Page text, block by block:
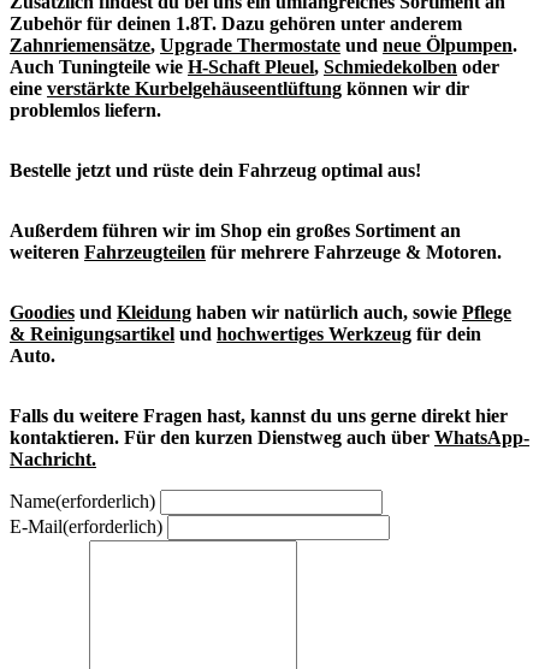
Zubehör für deinen 1.8T. Dazu gehören unter anderem
Zahnriemensätze, Upgrade Thermostate und neue Ölpumpen.
Auch Tuningteile wie H-Schaft Pleuel, Schmiedekolben oder
eine verstärkte Kurbelgehäuseentlüftung können wir dir
problemlos liefern.
Bestelle jetzt und rüste dein Fahrzeug optimal aus!
Außerdem führen wir im Shop ein großes Sortiment an
weiteren Fahrzeugteilen für mehrere Fahrzeuge & Motoren.
Goodies und Kleidung haben wir natürlich auch, sowie Pflege
& Reinigungsartikel und hochwertiges Werkzeug für dein
Auto.
Falls du weitere Fragen hast, kannst du uns gerne direkt hier
kontaktieren. Für den kurzen Dienstweg auch über WhatsApp-
Nachricht.
Name(erforderlich)
E-Mail(erforderlich)